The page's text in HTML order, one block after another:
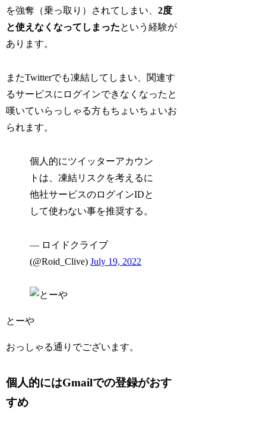
を強奪（乗っ取り）されてしまい、2度
と使えなくなってしまったという経験が
あります。
またTwitterでも凍結してしまい、関連す
るサービスにログインできなくなったと
嘆いていらっしゃる方もちょいちょいお
られます。
個人的にツイッターアカウン
トは、凍結リスクを考えるに
他社サービスのログインIDと
して使わない事を推奨する。
— ロイドクライブ
(@Roid_Clive)July 19, 2022
とーや
おっしゃる通りでございます。
個人的にはGmailでの登録がおす
すめ